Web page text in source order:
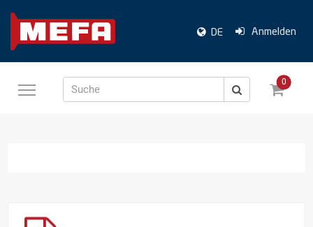
DE Anmelden
Suche
0